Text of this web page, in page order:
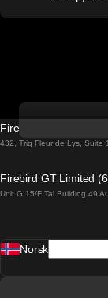
Firebird GT Limited
432, Triq Fleur de Lys, Suite
Firebird GT Limited
Unit G 15/F Tal Building 49
Norsk